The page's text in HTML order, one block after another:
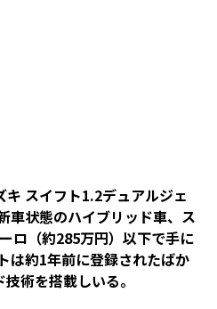
キ スイフト1.2デュアルジェ
車状態のハイブリッド車、ス
ロ（約285万円）以下で手に
は約1年前に登録されたばか
術を搭載しいる。